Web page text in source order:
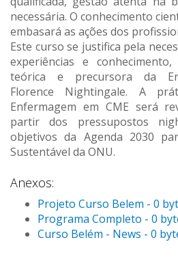
necessária. O conhecimento
embasará as ações dos
Este curso se justifica pela
experiências e
teórica e precursora da
Florence Nightingale. A
Enfermagem em CME será
partir dos pressupostos
objetivos da Agenda 2030
Sustentável da ONU.
Anexos:
Projeto Curso Belem - 0
Programa Completo - 0
Curso Belém - News - 0